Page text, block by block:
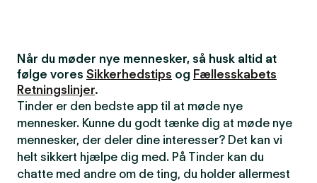
Når du møder nye mennesker, så husk altid at
følge vores Sikkerhedstips og Fællesskabets
Retningslinjer.
Tinder er den bedste app til at møde nye
mennesker. Kunne du godt tænke dig at møde nye
mennesker, der deler dine interesser? Det kan vi
helt sikkert hjælpe dig med. På Tinder kan du
chatte med andre om de ting, du holder allermest